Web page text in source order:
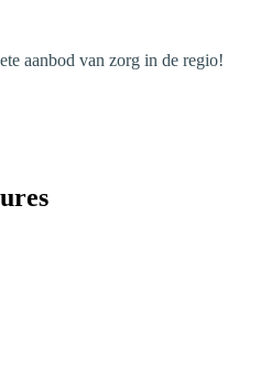
aanbod van zorg in de regio!